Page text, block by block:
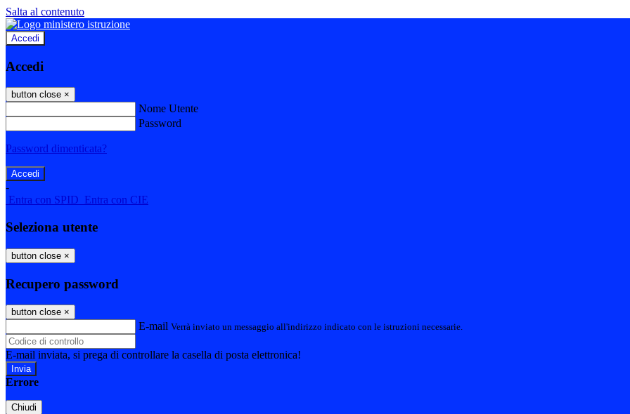
Salta al contenuto
Accedi
Accedi
button close ×
Nome Utente
Password
Password dimenticata?
-
Entra con SPID Entra con CIE
Seleziona utente
button close ×
Recupero password
button close ×
E-mail Verrà inviato un messaggio all'indirizzo indicato con le istruzioni necessarie.
E-mail inviata, si prega di controllare la casella di posta elettronica!
Errore
Chiudi